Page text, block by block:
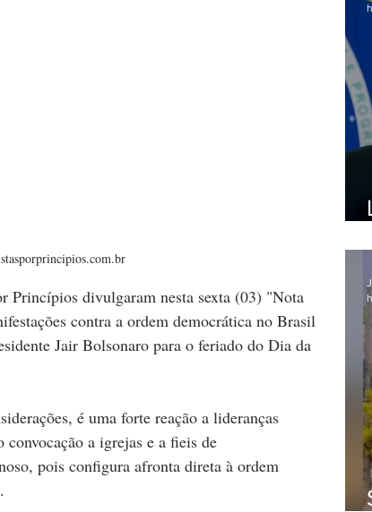
Princípios divulgaram nesta sexta (03) "Nota
contra a ordem democrática no Brasil
Jair Bolsonaro para o feriado do Dia da
é uma forte reação a lideranças
a igrejas e a fieis de
pois configura afronta direta à ordem